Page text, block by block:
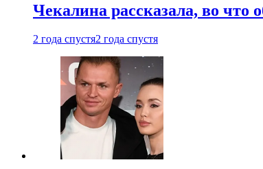
Чекалина рассказала, во что
2 года спустя2 года спустя